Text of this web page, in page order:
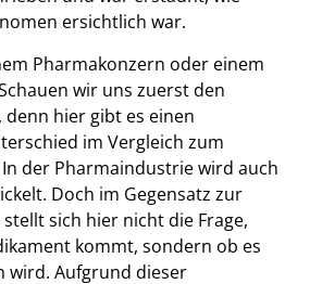
ersichtlich war.
Pharmakonzern oder einem
wir uns zuerst den
hier gibt es einen
im Vergleich zum
der Pharmaindustrie wird auch
Doch im Gegensatz zur
sich hier nicht die Frage,
kommt, sondern ob es
wird. Aufgrund dieser